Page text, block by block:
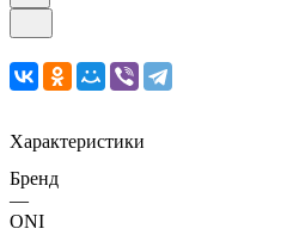
Характеристики
Бренд
—
ONI